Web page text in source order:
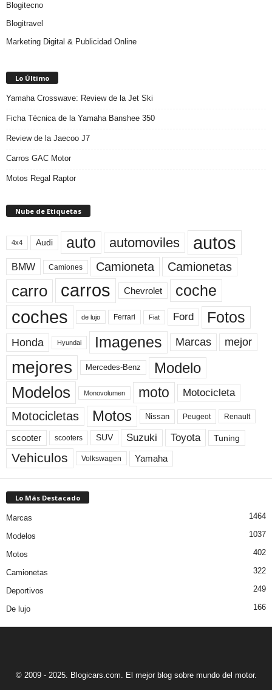
Blogitecno
Blogitravel
Marketing Digital & Publicidad Online
Lo Último
Yamaha Crosswave: Review de la Jet Ski
Ficha Técnica de la Yamaha Banshee 350
Review de la Jaecoo J7
Carros GAC Motor
Motos Regal Raptor
Nube de Etiquetas
4x4 Audi auto automoviles autos
BMW Camiones Camioneta Camionetas
carro carros Chevrolet coche
coches de lujo Ferrari Fiat Ford Fotos
Honda Hyundai Imagenes Marcas mejor
mejores Mercedes-Benz Modelo
Modelos Monovolumen moto Motocicleta
Motocicletas Motos Nissan Peugeot Renault
scooter scooters SUV Suzuki Toyota Tuning
Vehiculos Volkswagen Yamaha
Lo Más Destacado
Marcas 1464
Modelos 1037
Motos 402
Camionetas 322
Deportivos 249
De lujo 166
© 2009 - 2025. Blogicars.com. El mejor blog sobre mundo del motor.